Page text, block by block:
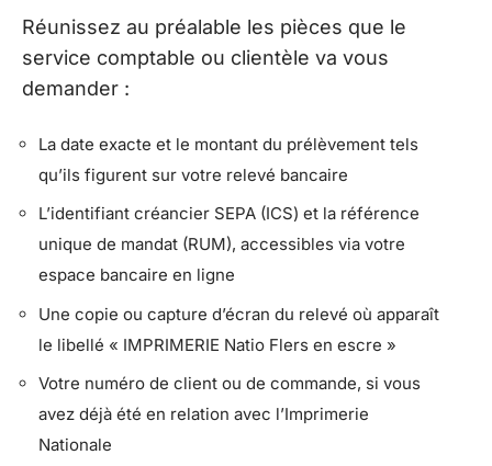
Réunissez au préalable les pièces que le
service comptable ou clientèle va vous
demander :
La date exacte et le montant du prélèvement tels
qu’ils figurent sur votre relevé bancaire
L’identifiant créancier SEPA (ICS) et la référence
unique de mandat (RUM), accessibles via votre
espace bancaire en ligne
Une copie ou capture d’écran du relevé où apparaît
le libellé « IMPRIMERIE Natio Flers en escre »
Votre numéro de client ou de commande, si vous
avez déjà été en relation avec l’Imprimerie
Nationale